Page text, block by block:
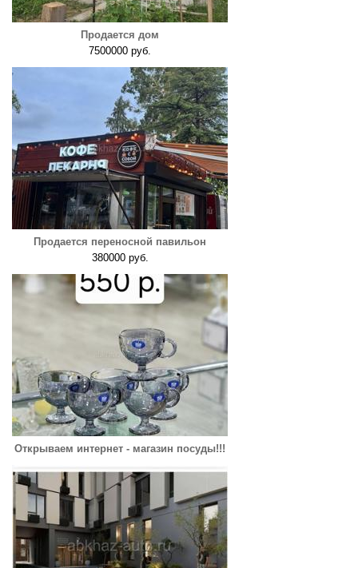
Продается дом
7500000 руб.
Продается переносной павильон
380000 руб.
Открываем интернет - магазин посуды!!!